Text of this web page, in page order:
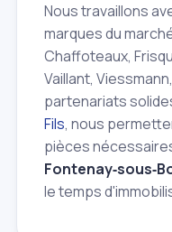
Nous travaillons
marques du
Chaffoteaux,
Vaillant,
partenariats
Fils, nous
pièces
le temps